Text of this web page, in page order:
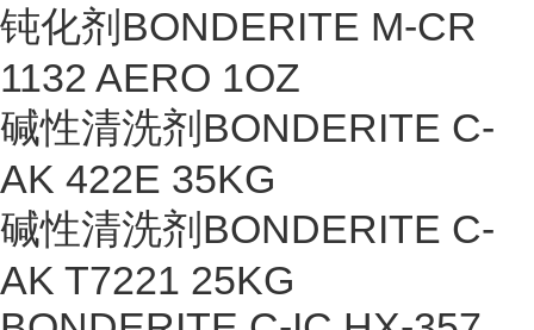
钝化剂BONDERITE M-CR
1132 AERO 1OZ
碱性清洗剂BONDERITE C-
AK 422E 35KG
碱性清洗剂BONDERITE C-
AK T7221 25KG